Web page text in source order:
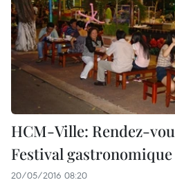
HCM-Ville: Rendez-
Festival
20/05/2016 08:20